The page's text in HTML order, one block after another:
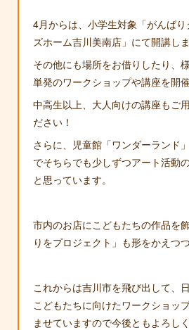
4月からは、小学生対象「がんば
ズホーム吉川美南店」にて開講しま
その他にも場所をお借りしたり、
単発のワークショップや講座を開
中高生以上、大人向けの講座もご
ださい！
さらに、児童館「ワンダーランド
でそちらでも少しずつアート活動
と思っています。
市内のお店にこどもたちの作品を
りをプロジェクト」も形をかえつ
これからは吉川市を飛び出して、
こどもたちに向けたワークショッ
ませていますので今後ともよろし